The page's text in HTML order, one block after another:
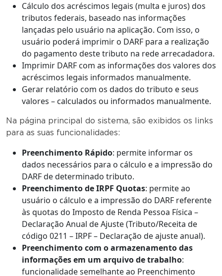
Cálculo dos acréscimos legais (multa e juros) dos
tributos federais, baseado nas informações
lançadas pelo usuário na aplicação. Com isso, o
usuário poderá imprimir o DARF para a realização
do pagamento deste tributo na rede arrecadadora.
Imprimir DARF com as informações dos valores dos
acréscimos legais informados manualmente.
Gerar relatório com os dados do tributo e seus
valores – calculados ou informados manualmente.
Na página principal do sistema, são exibidos os links
para as suas funcionalidades:
Preenchimento Rápido: permite informar os
dados necessários para o cálculo e a impressão do
DARF de determinado tributo.
Preenchimento de IRPF Quotas: permite ao
usuário o cálculo e a impressão do DARF referente
às quotas do Imposto de Renda Pessoa Física –
Declaração Anual de Ajuste (Tributo/Receita de
código 0211 – IRPF – Declaração de ajuste anual).
Preenchimento com o armazenamento das
informações em um arquivo de trabalho:
funcionalidade semelhante ao Preenchimento